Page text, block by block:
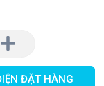
ĐẶT HÀNG